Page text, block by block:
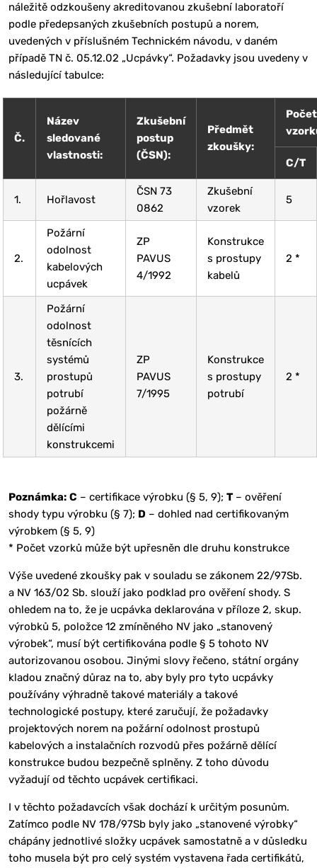
náležitě odzkoušeny akreditovanou zkušební laboratoří
podle předepsaných zkušebních postupů a norem,
uvedených v příslušném Technickém návodu, v daném
případě TN č. 05.12.02 „Ucpávky“. Požadavky jsou uvedeny v
následující tabulce:
Č.
Název
sledované
vlastnosti:
Zkušební
postup
(ČSN):
Předmět
zkoušky:
Počet
C/T
1. Hořlavost
ČSN 73
0862
Zkušební
vzorek
5
2.
Požární
odolnost
kabelových
ucpávek
ZP
PAVUS
4/1992
Konstrukce
s prostupy
kabelů
2 *
3.
Požární
odolnost
těsnících
systémů
prostupů
potrubí
požárně
dělícími
konstrukcemi
ZP
PAVUS
7/1995
Konstrukce
s prostupy
potrubí
2 *
Poznámka: C – certifikace výrobku (§ 5, 9); T– ověření
shody typu výrobku (§ 7); D – dohled nad certifikovaným
výrobkem (§ 5, 9)
* Počet vzorků může být upřesněn dle druhu konstrukce
Výše uvedené zkoušky pak v souladu se zákonem 22/97Sb.
a NV 163/02 Sb. slouží jako podklad pro ověření shody. S
ohledem na to, že je ucpávka deklarována v příloze 2, skup.
výrobků 5, položce 12 zmíněného NV jako „stanovený
výrobek“, musí být certifikována podle § 5 tohoto NV
autorizovanou osobou. Jinými slovy řečeno, státní orgány
kladou značný důraz na to, aby byly pro tyto ucpávky
používány výhradně takové materiály a takové
technologické postupy, které zaručují, že požadavky
projektových norem na požární odolnost prostupů
kabelových a instalačních rozvodů přes požárně dělící
konstrukce budou bezpečně splněny. Z toho důvodu
vyžadují od těchto ucpávek certifikaci.
I v těchto požadavcích však dochází k určitým posunům.
Zatímco podle NV 178/97Sb byly jako „stanovené výrobky“
chápány jednotlivé složky ucpávek samostatně a v důsledku
toho musela být pro celý systém vystavena řada certifikátů,